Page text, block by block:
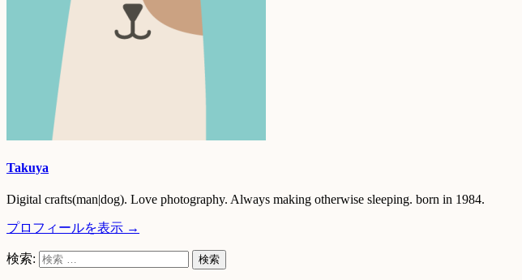
Takuya
Digital crafts(man|dog). Love photography. Always making otherwise sleeping. born in 1984.
プロフィールを表示 →
検索: